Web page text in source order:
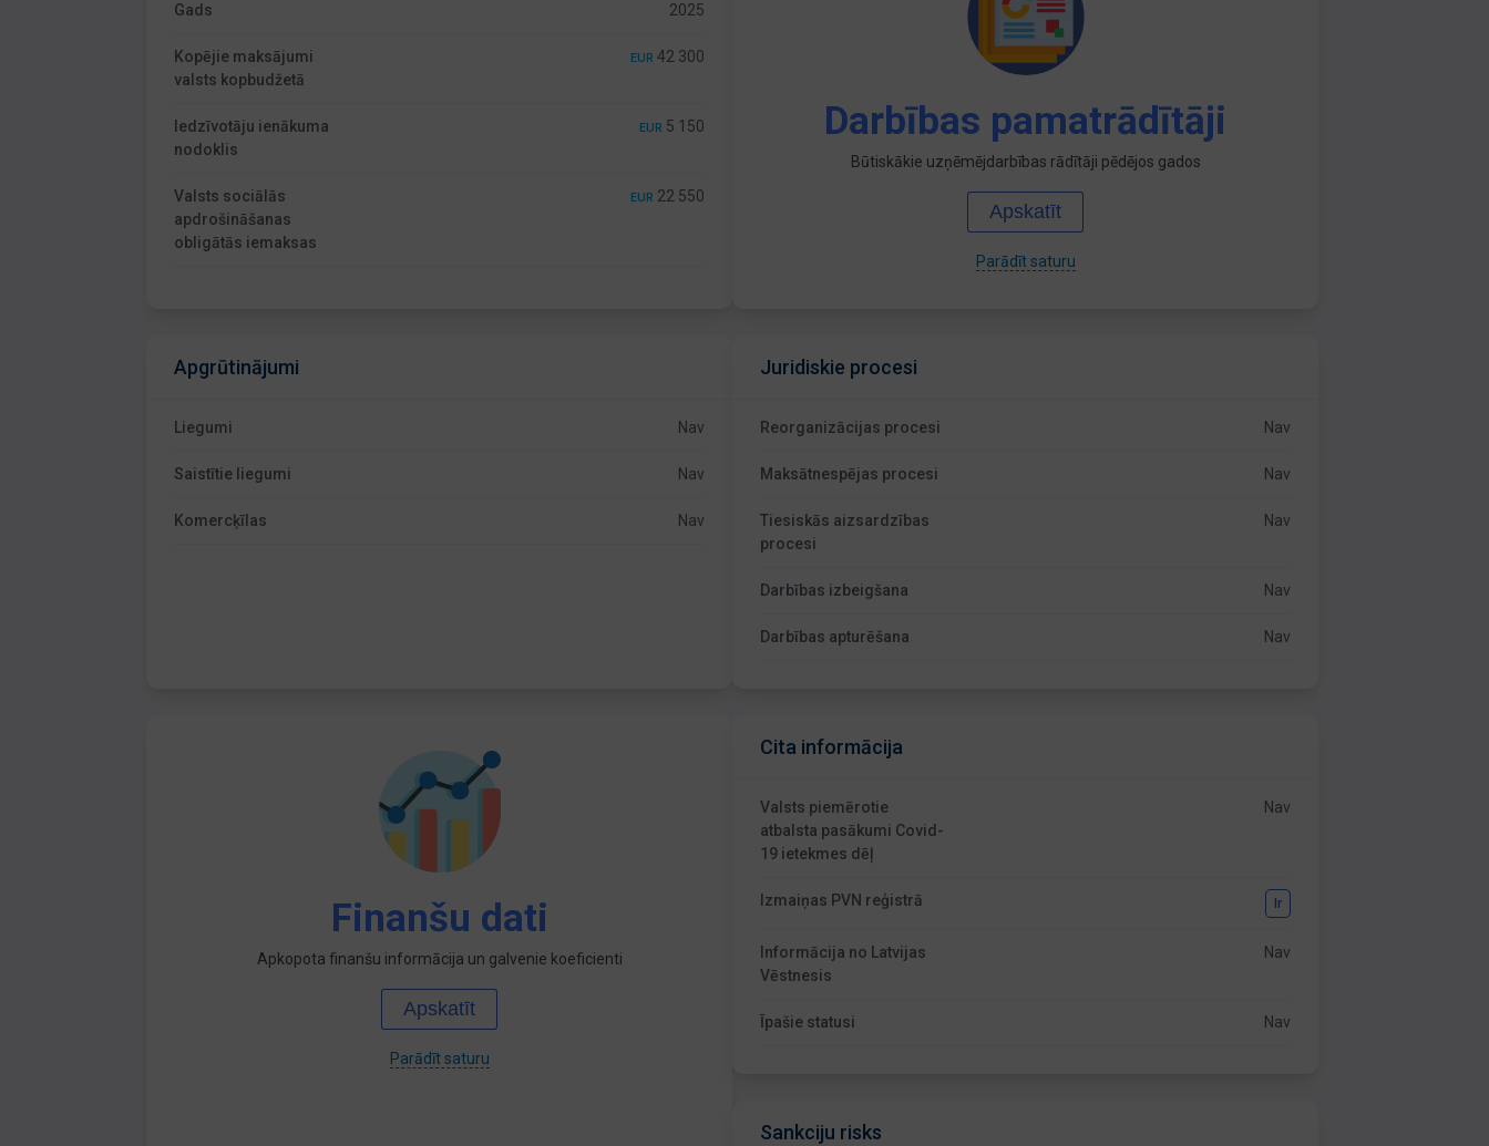
Gads 2025
Kopējie maksājumi
valsts kopbudžetā
EUR 42 300
Iedzīvotāju ienākuma
nodoklis
EUR 5 150
Valsts sociālās
apdrošināšanas
obligātās iemaksas
EUR 22 550
Darbības pamatrādītāji
Būtiskākie uzņēmējdarbības rādītāji pēdējos gados
Apskatīt
Parādīt saturu
Apgrūtinājumi
Liegumi Nav
Saistītie liegumi Nav
Komercķīlas Nav
Juridiskie procesi
Reorganizācijas procesi Nav
Maksātnespējas procesi Nav
Tiesiskās aizsardzības
procesi
Nav
Darbības izbeigšana Nav
Darbības apturēšana Nav
Finanšu dati
Apkopota finanšu informācija un galvenie koeficienti
Apskatīt
Parādīt saturu
Cita informācija
Valsts piemērotie
atbalsta pasākumi Covid-
19 ietekmes dēļ
Nav
Izmaiņas PVN reģistrā Ir
Informācija no Latvijas
Vēstnesis
Nav
Īpašie statusi Nav
Sankciju risks